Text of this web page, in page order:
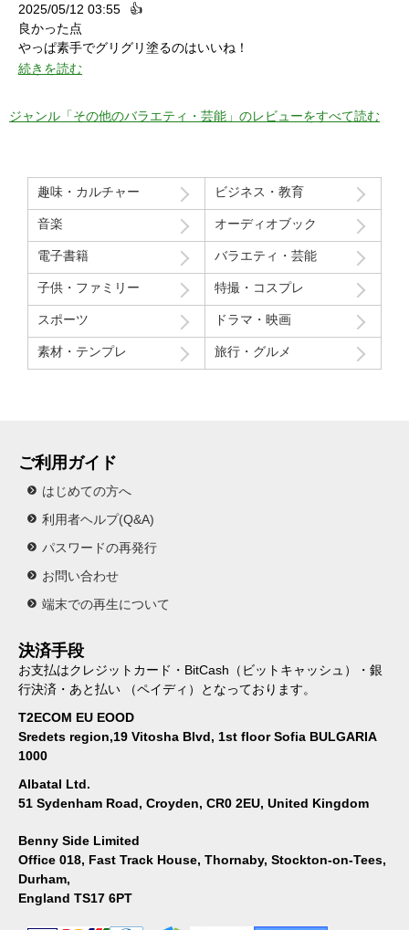
2025/05/12 03:55
👍
良かった点
やっぱ素手でグリグリ塗るのはいいね！
特に21分の途中からとてもいい感じ！
う」という趣旨の発言と「パイを食らう事はなんとも無い」とい
う趣旨の２つの部分ちょっと気分下がってしまったw
Route207さんいつも良い作品をありがとうございます！
初レビューですが、よく購入させて貰ってます！
続きを読む
ジャンル「その他のバラエティ・芸能」のレビューをすべて読む
趣味・カルチャー ビジネス・教育
音楽 オーディオブック
電子書籍 バラエティ・芸能
子供・ファミリー 特撮・コスプレ
スポーツ ドラマ・映画
素材・テンプレ 旅行・グルメ
ご利用ガイド
はじめての方へ
利用者ヘルプ(Q&A)
パスワードの再発行
お問い合わせ
端末での再生について
決済手段
お支払はクレジットカード・BitCash（ビットキャッシュ）・銀
行決済・あと払い （ペイディ）となっております。
T2ECOM EU EOOD
Sredets region,19 Vitosha Blvd, 1st floor Sofia BULGARIA
1000
Albatal Ltd.
51 Sydenham Road, Croyden, CR0 2EU, United Kingdom
Benny Side Limited
Office 018, Fast Track House, Thornaby, Stockton-on-Tees,
Durham,
England TS17 6PT